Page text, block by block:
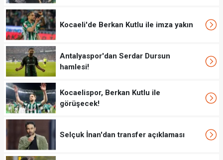
Kocaeli'de Berkan Kutlu ile imza yakın
Antalyaspor'dan Serdar Dursun
hamlesi!
Kocaelispor, Berkan Kutlu ile
görüşecek!
Selçuk İnan'dan transfer açıklaması